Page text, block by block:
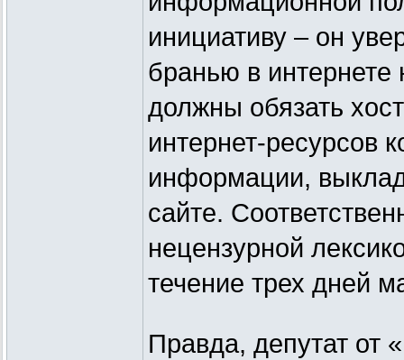
инициативу – он
бранью в
должны обязать
интернет-ресурсов
информации,
сайте.
нецензурной
течение трех дней
Правда, депутат от